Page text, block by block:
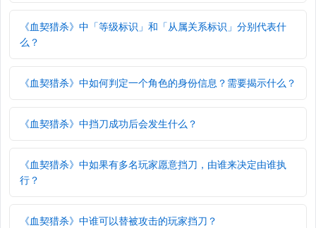
《血契猎杀》中「等级标识」和「从属关系标识」分别代表什
么？
《血契猎杀》中如何判定一个角色的身份信息？需要揭示什么？
《血契猎杀》中挡刀成功后会发生什么？
《血契猎杀》中如果有多名玩家愿意挡刀，由谁来决定由谁执
行？
《血契猎杀》中谁可以替被攻击的玩家挡刀？